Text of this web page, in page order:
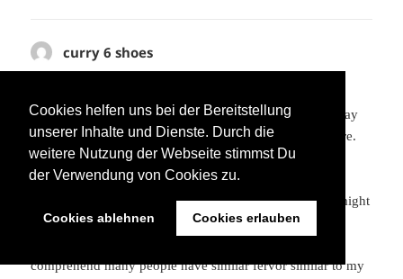
Cookies helfen uns bei der Bereitstellung
unserer Inhalte und Dienste. Durch die
weitere Nutzung der Webseite stimmst Du
der Verwendung von Cookies zu.
Cookies ablehnen Cookies erlauben
curry 6 shoes
I needed to draft you a very small observation so as to say
thanks again over the superb views you have shared here.
This is so seriously generous with you to offer freely all
most people might have sold as an ebook to earn some
profit for themselves, most importantly given that you might
well have tried it in the event you considered necessary.
comprehend many people have similar fervor similar to my